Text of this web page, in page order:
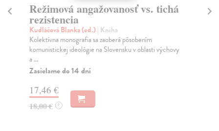
Režimová angažovanosť vs. tichá
rezistencia
Kudláčová Blanka (ed.)| Kniha
Kolektívna monografia sa zaoberá pôsobením
komunistickej ideológie na Slovensku v oblasti výchovy
a ...
Zasielame do 14 dní
17,46 €
18,00 € ?